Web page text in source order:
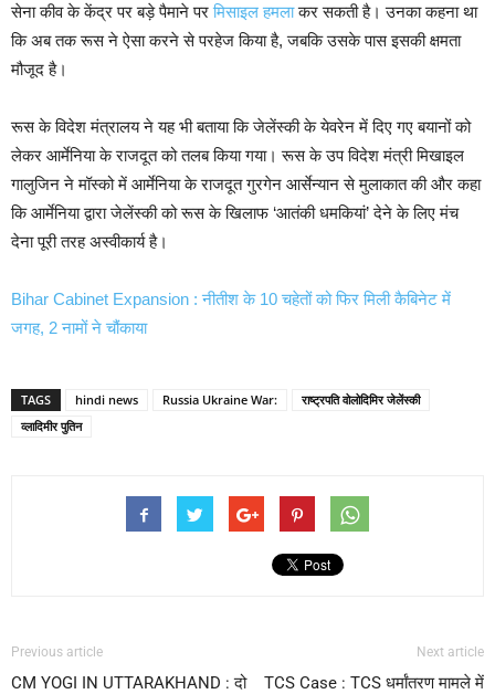
सेना कीव के केंद्र पर बड़े पैमाने परमिसाइल हमलाकर सकती है। उनका कहना था
कि अब तक रूस ने ऐसा करने से परहेज किया है, जबकि उसके पास इसकी क्षमता
मौजूद है।
रूस के विदेश मंत्रालय ने यह भी बताया कि जेलेंस्की के येवरेन में दिए गए बयानों को
लेकर आर्मेनिया के राजदूत को तलब किया गया। रूस के उप विदेश मंत्री मिखाइल
गालुजिन ने मॉस्को में आर्मेनिया के राजदूत गुरगेन आर्सेन्यान से मुलाकात की और कहा
कि आर्मेनिया द्वारा जेलेंस्की को रूस के खिलाफ ‘आतंकी धमकियां’ देने के लिए मंच
देना पूरी तरह अस्वीकार्य है।
Bihar Cabinet Expansion : नीतीश के 10 चहेतों को फिर मिली कैबिनेट में
जगह, 2 नामों ने चौंकाया
TAGS hindi news Russia Ukraine War:
राष्ट्रपति वोलोदिमिर जेलेंस्की
व्लादिमीर पुतिन
Previous article
CM YOGI IN UTTARAKHAND : दो
Next article
TCS Case : TCS धर्मांतरण मामले में